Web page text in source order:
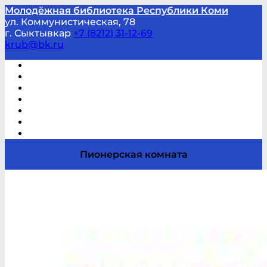
Молодёжная библиотека Республики Коми
ул. Коммунистическая, 78
г. Сыктывкар +7 (8212) 31-12-69
krub@bk.ru
Пионерская комната